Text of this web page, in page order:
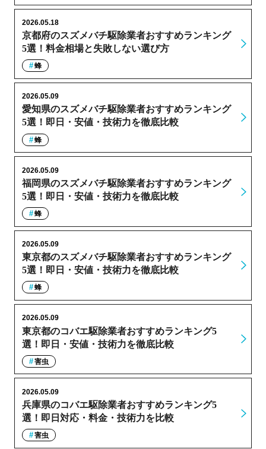
京都府のスズメバチ駆除業者おすすめランキング
5選！料金相場と失敗しない選び方
2026.05.18
蜂
愛知県のスズメバチ駆除業者おすすめランキング
5選！即日・安値・技術力を徹底比較
2026.05.09
蜂
福岡県のスズメバチ駆除業者おすすめランキング
5選！即日・安値・技術力を徹底比較
2026.05.09
蜂
東京都のスズメバチ駆除業者おすすめランキング
5選！即日・安値・技術力を徹底比較
2026.05.09
蜂
東京都のコバエ駆除業者おすすめランキング5
選！即日・安値・技術力を徹底比較
2026.05.09
害虫
兵庫県のコバエ駆除業者おすすめランキング5
選！即日対応・料金・技術力を比較
2026.05.09
害虫